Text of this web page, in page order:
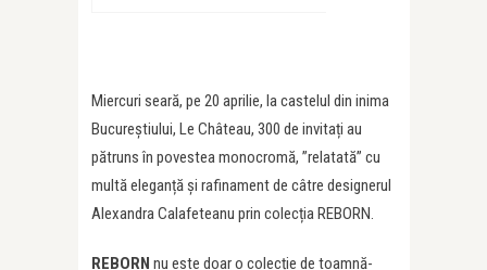
Miercuri seară, pe 20 aprilie, la castelul din inima
Bucureştiului, Le Château, 300 de invitați au
pătruns în povestea monocromă, ”relatată” cu
multă eleganță și rafinament de câtre designerul
Alexandra Calafeteanu prin colecția REBORN.
REBORN nu este doar o colecție de toamnă-